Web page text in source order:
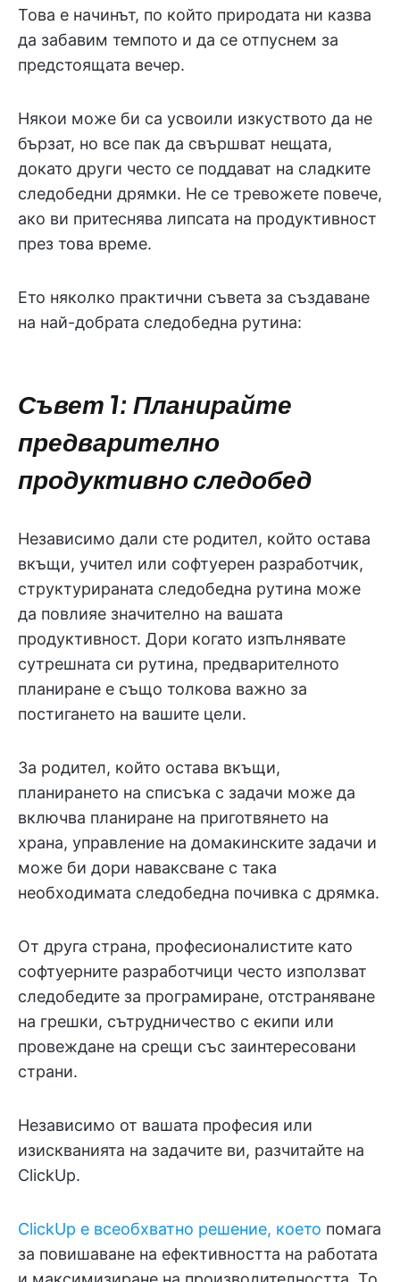
Това е начинът, по който природата ни казва
да забавим темпото и да се отпуснем за
предстоящата вечер.
Някои може би са усвоили изкуството да не
бързат, но все пак да свършват нещата,
докато други често се поддават на сладките
следобедни дрямки. Не се тревожете повече,
ако ви притеснява липсата на продуктивност
през това време.
Ето няколко практични съвета за създаване
на най-добрата следобедна рутина:
Съвет 1: Планирайте
предварително
продуктивно следобед
Независимо дали сте родител, който остава
вкъщи, учител или софтуерен разработчик,
структурираната следобедна рутина може
да повлияе значително на вашата
продуктивност. Дори когато изпълнявате
сутрешната си рутина, предварителното
планиране е също толкова важно за
постигането на вашите цели.
За родител, който остава вкъщи,
планирането на списъка с задачи може да
включва планиране на приготвянето на
храна, управление на домакинските задачи и
може би дори наваксване с така
необходимата следобедна почивка с дрямка.
От друга страна, професионалистите като
софтуерните разработчици често използват
следобедите за програмиране, отстраняване
на грешки, сътрудничество с екипи или
провеждане на срещи със заинтересовани
страни.
Независимо от вашата професия или
изискванията на задачите ви, разчитайте на
ClickUp.
ClickUp е всеобхватно решение, което помага
за повишаване на ефективността на работата